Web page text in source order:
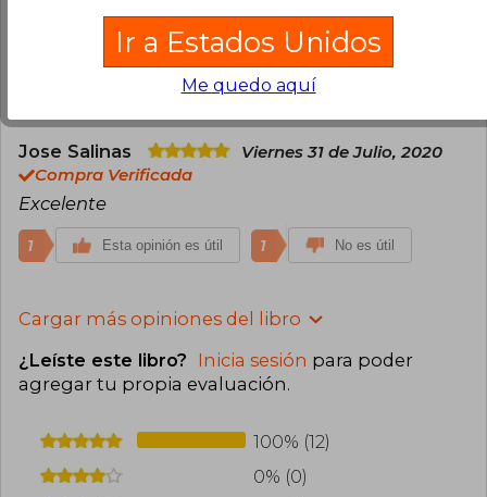
Compra Verificada
Esta opinión es útil 0
Jose Salinas
Viernes 31 de Julio, 2020
Compra Verificada
Excelente
1 Esta opinión es útil 1 No es útil
Cargar más opiniones del libro
¿Leíste este libro? Inicia sesión para poder
agregar tu propia evaluación.
100% (12)
0% (0)
Ir a Estados Unidos
Me quedo aquí